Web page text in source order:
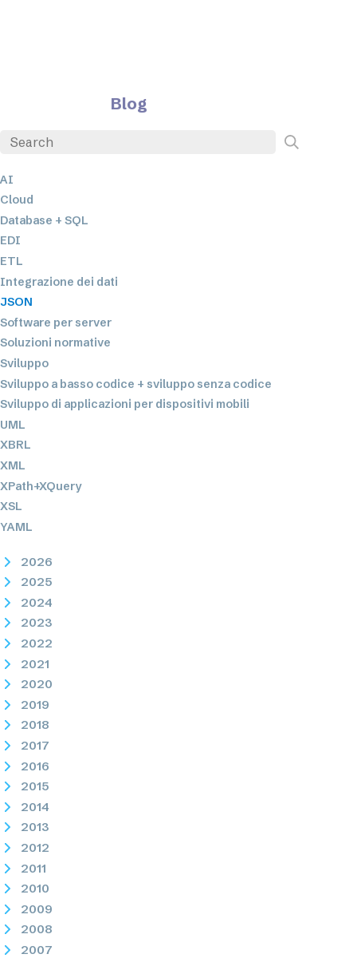
Blog
AI
Cloud
Database + SQL
EDI
ETL
Integrazione dei dati
JSON
Software per server
Soluzioni normative
Sviluppo
Sviluppo a basso codice + sviluppo senza codice
Sviluppo di applicazioni per dispositivi mobili
UML
XBRL
XML
XPath+XQuery
XSL
YAML
2026
2025
2024
2023
2022
2021
2020
2019
2018
2017
2016
2015
2014
2013
2012
2011
2010
2009
2008
2007